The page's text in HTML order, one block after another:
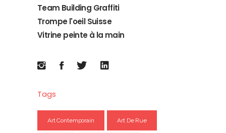
Team Building Graffiti
Trompe l'oeil Suisse
Vitrine peinte à la main
Tags
Art Contemporain Art De Rue